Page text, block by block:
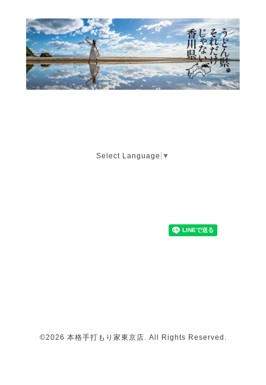
Select Language ▼
©2026 本格手打もり家東京店. All Rights Reserved.